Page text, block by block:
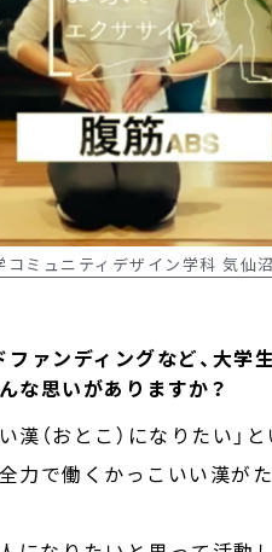
コミュニティデザイン学科 気仙
ファンディングなど、大
な思いがありますか？
（おとこ）になりたい」
力で働くかっこいい漢が